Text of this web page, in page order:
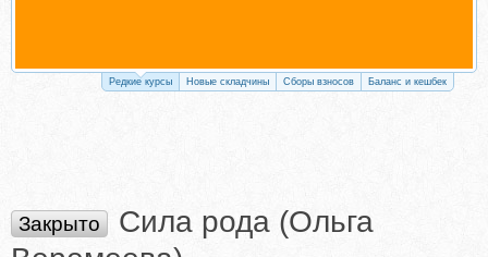
Редкие курсы Новые складчины Сборы взносов Баланс и кешбек
Закрыто
Сила рода (Ольга